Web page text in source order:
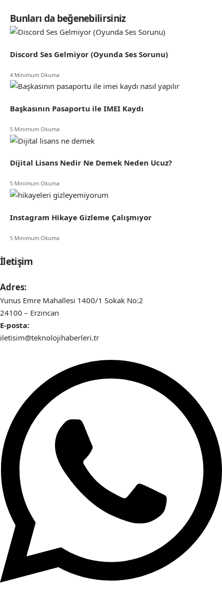
Bunları da beğenebilirsiniz
Discord Ses Gelmiyor (Oyunda Ses Sorunu)
4 Minimum Okuma
Başkasının Pasaportu ile IMEI Kaydı
5 Minimum Okuma
Dijital Lisans Nedir Ne Demek Neden Ucuz?
5 Minimum Okuma
Instagram Hikaye Gizleme Çalışmıyor
5 Minimum Okuma
İletişim
Adres:
Yunus Emre Mahallesi 1400/1 Sokak No:2
24100 – Erzincan
E-posta:
iletisim@teknolojihaberleri.tr